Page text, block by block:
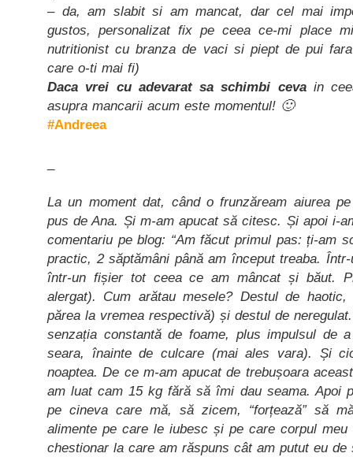
– da, am slabit si am mancat, dar cel mai
gustos, personalizat fix pe ceea ce-mi place
nutritionist cu branza de vaci si piept de pui
care o-ti mai fi)
Daca vrei cu adevarat sa schimbi cevain
asupra mancarii acum este momentul! 🙂
#Andreea
La un moment dat, când o frunzăream aiurea
pus de Ana. Și m-am apucat să citesc. Și apoi i-
comentariu pe blog: “Am făcut primul pas: ți-am
practic, 2 săptămâni până am început treaba.
într-un fișier tot ceea ce am mâncat și băut.
alergat). Cum arătau mesele? Destul de
părea la vremea respectivă) și destul de
senzația constantă de foame, plus impulsul de
seara, înainte de culcare (mai ales vara). Și
noaptea. De ce m-am apucat de trebușoara
am luat cam 15 kg fără să îmi dau seama. Apoi
pe cineva care mă, să zicem, “forțează” să
alimente pe care le iubesc și pe care corpul
chestionar la care am răspuns cât am putut eu